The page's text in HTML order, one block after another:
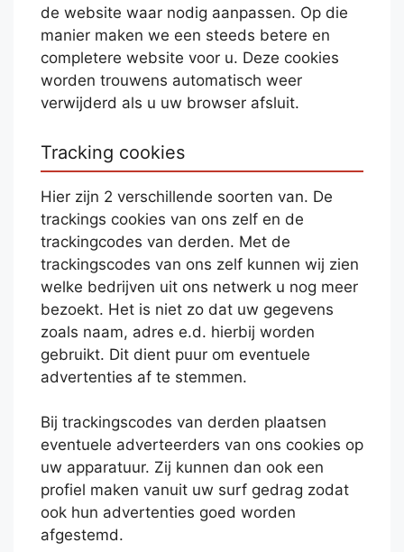
de website waar nodig aanpassen. Op die
manier maken we een steeds betere en
completere website voor u. Deze cookies
worden trouwens automatisch weer
verwijderd als u uw browser afsluit.
Tracking cookies
Hier zijn 2 verschillende soorten van. De
trackings cookies van ons zelf en de
trackingcodes van derden. Met de
trackingscodes van ons zelf kunnen wij zien
welke bedrijven uit ons netwerk u nog meer
bezoekt. Het is niet zo dat uw gegevens
zoals naam, adres e.d. hierbij worden
gebruikt. Dit dient puur om eventuele
advertenties af te stemmen.
Bij trackingscodes van derden plaatsen
eventuele adverteerders van ons cookies op
uw apparatuur. Zij kunnen dan ook een
profiel maken vanuit uw surf gedrag zodat
ook hun advertenties goed worden
afgestemd.